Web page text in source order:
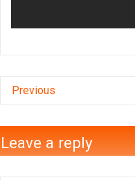
Previous
Leave a reply